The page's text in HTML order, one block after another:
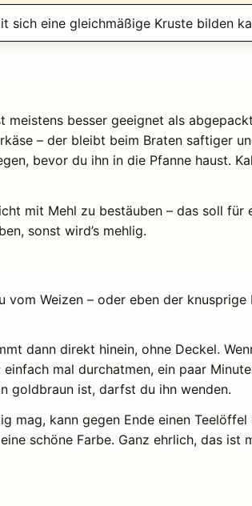
sich eine gleichmäßige Kruste bilden
besser geeignet als
– der bleibt beim Braten saftiger
bevor du ihn in die Pfanne haust.
mit Mehl zu bestäuben – das soll für
sonst wird’s mehlig.
Weizen – oder eben der knusprige
dann direkt hinein, ohne Deckel.
mal durchatmen, ein paar
goldbraun ist, darfst du ihn wenden.
mag, kann gegen Ende einen Teelöffel
schöne Farbe. Ganz ehrlich, das ist